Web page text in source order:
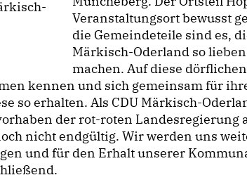
Veranstaltungsort bewusst
die Gemeindeteile sind es,
Märkisch-Oderland so
machen. Auf diese
kennen und sich gemeinsam für
so erhalten. Als CDU Märkisch-
der rot-roten Landesregierung
nicht endgültig. Wir werden uns
und für den Erhalt unserer